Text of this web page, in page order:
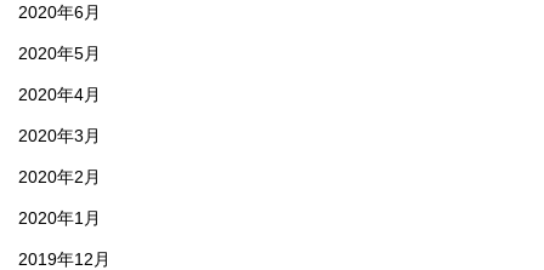
2020年6月
2020年5月
2020年4月
2020年3月
2020年2月
2020年1月
2019年12月